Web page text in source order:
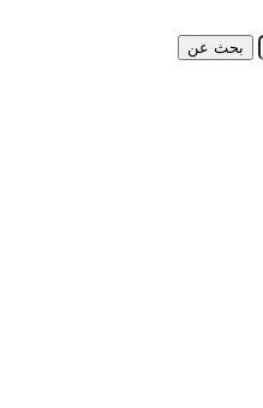
بحث عن